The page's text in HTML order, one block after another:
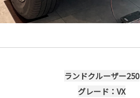
ランドクルーザー250
グレード：VX